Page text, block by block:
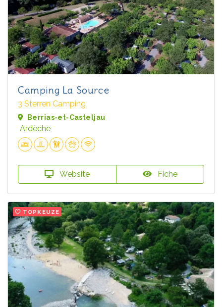
Camping La Source
3 Sterren Camping
Berrias-et-Casteljau
Ardèche
Website Fiche
TOPKEUZE